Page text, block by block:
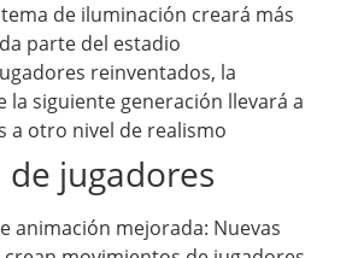
de iluminación creará más
parte del estadio
reinventados, la
la siguiente generación llevará a
a otro nivel de realismo
jugadores
animación mejorada: Nuevas